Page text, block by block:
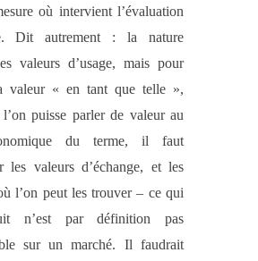
où intervient l’évaluation
Dit autrement : la nature
valeurs d’usage, mais pour
valeur « en tant que telle »,
puisse parler de valeur au
du terme, il faut
les valeurs d’échange, et les
l’on peut les trouver – ce qui
n’est par définition pas
sur un marché. Il faudrait